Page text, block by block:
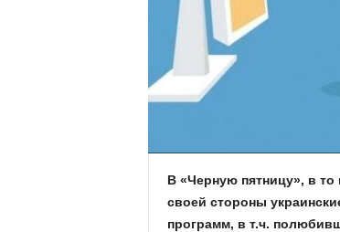
.
В «Черную пятницу», в
своей стороны
программ, в т.ч.